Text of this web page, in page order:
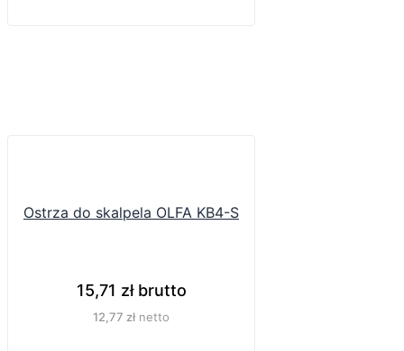
Ostrza do skalpela OLFA KB4-S
15,71 złbrutto
12,77 złnetto